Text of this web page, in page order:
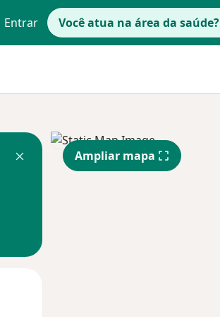
Entrar Você atua na área da saúde?
Ampliar mapa